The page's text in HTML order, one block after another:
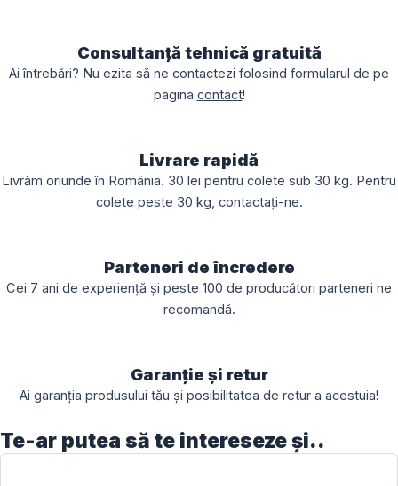
Consultanță tehnică gratuită
Ai întrebări? Nu ezita să ne contactezi folosind formularul de pe
pagina contact!
Livrare rapidă
Livrăm oriunde în România. 30 lei pentru colete sub 30 kg. Pentru
colete peste 30 kg, contactați-ne.
Parteneri de încredere
Cei 7 ani de experiență și peste 100 de producători parteneri ne
recomandă.
Garanție și retur
Ai garanția produsului tău și posibilitatea de retur a acestuia!
Te-ar putea să te intereseze și..